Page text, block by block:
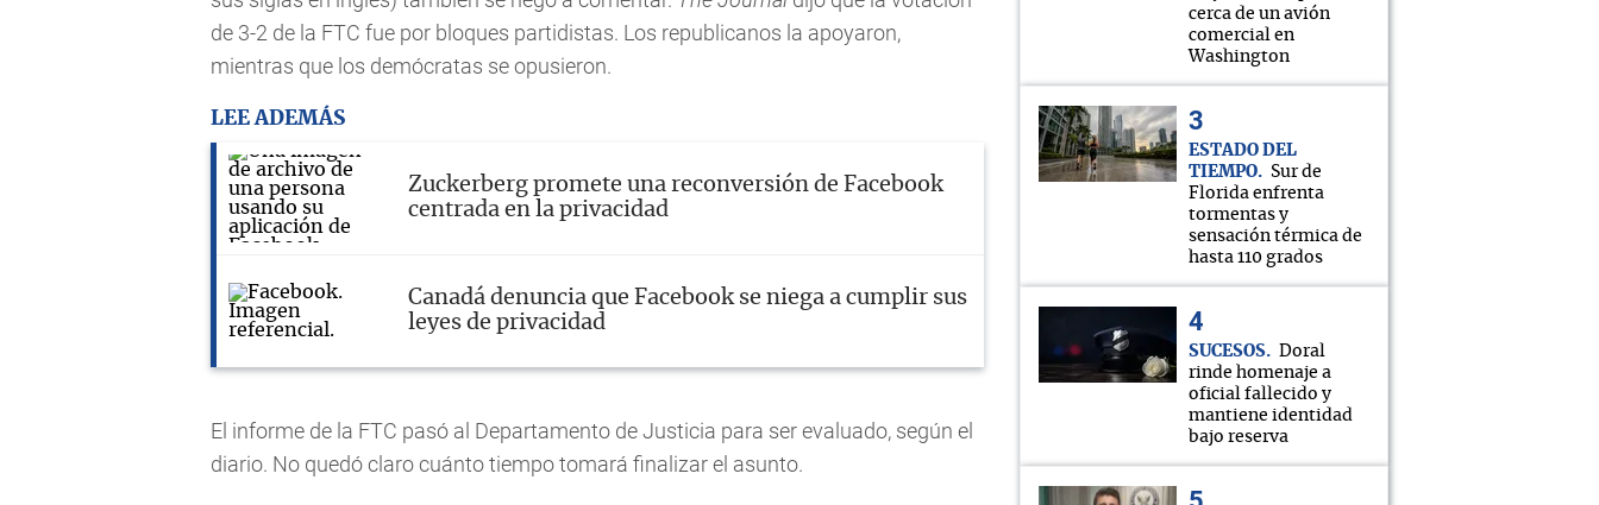
de 3-2 de la FTC fue por bloques partidistas. Los republicanos la apoyaron,
mientras que los demócratas se opusieron.
LEE ADEMÁS
Zuckerberg promete una reconversión de Facebook
centrada en la privacidad
Canadá denuncia que Facebook se niega a cumplir sus
leyes de privacidad
El informe de la FTC pasó al Departamento de Justicia para ser evaluado, según el
diario. No quedó claro cuánto tiempo tomará finalizar el asunto.
cerca de un avión
comercial en
Washington
ESTADO DEL
TIEMPO
Sur de
Florida enfrenta
tormentas y
sensación térmica de
hasta 110 grados
SUCESOS
Doral
rinde homenaje a
oficial fallecido y
mantiene identidad
bajo reserva